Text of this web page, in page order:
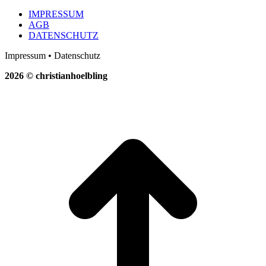
X
IMPRESSUM
AGB
DATENSCHUTZ
Impressum • Datenschutz
2026 © christianhoelbling